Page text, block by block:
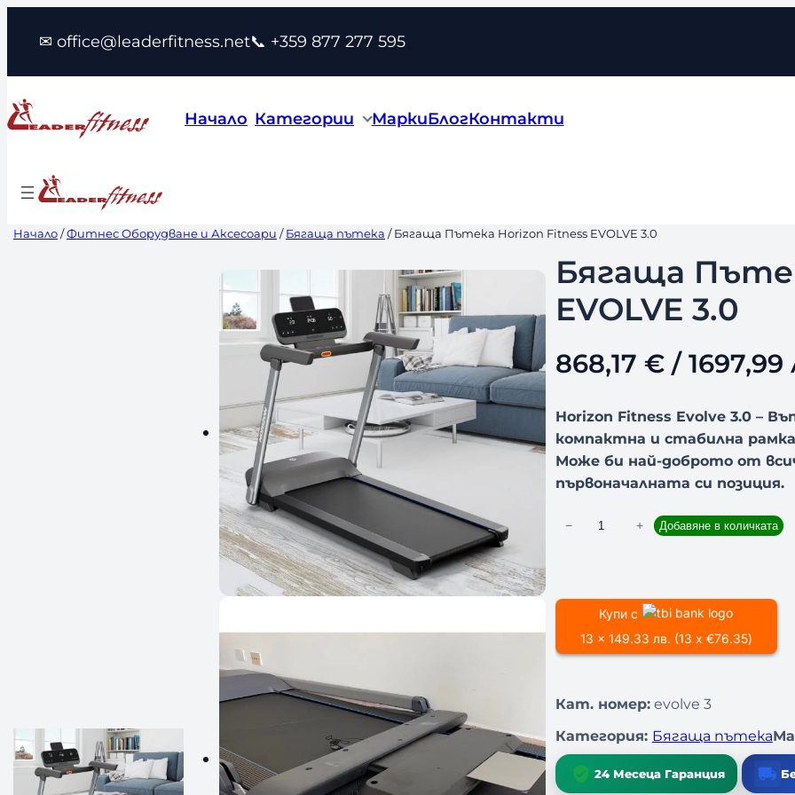
съдържанието
✉ office@leaderfitness.net📞 +359 877 277 595
Начало Категории МаркиБлогКонтакти
Начало/Фитнес Оборудване и Аксесоари /Бягаща пътека / Бягаща Пътека Horizon Fitness EVOLVE 3.0
Бягаща
EVOLVE 3.0
868,17 €/ 1697,99
Horizon Fitness Evolve 3.0 –
компактна и стабилна
Може би най-доброто от
първоначалната си позиция.
и
с
в
о
а
− + Добавяне в количката
Купи с
13 x 149.33 лв. (13 x €76.35)
Кат. номер: evolve 3
Категория: Бягаща пътека
24 Месеца Гаранция